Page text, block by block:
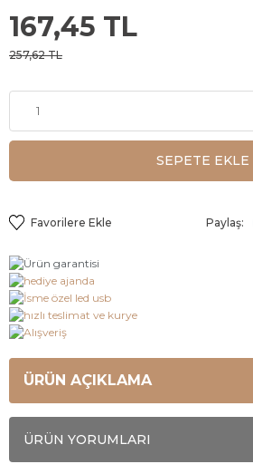
167,45 TL
257,62 TL
SEPETE EKLE
Paylaş:
ÜRÜN AÇIKLAMA
ÜRÜN YORUMLARI